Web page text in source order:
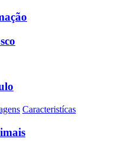
Caracteristícas